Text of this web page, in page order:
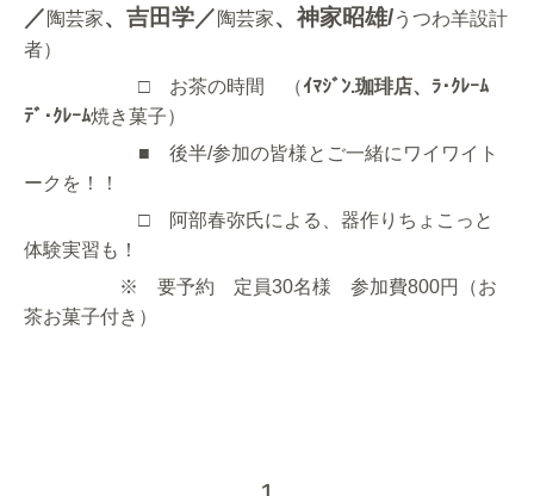
／ 陶芸家、吉田学／ 陶芸家、神家昭雄/うつわ羊設計
者）
□ お茶の時間 （ｲﾏｼﾞﾝ.珈琲店、ﾗ･ｸﾚｰﾑ
ﾃﾞ･ｸﾚｰﾑ焼き菓子）
■ 後半/参加の皆様とご一緒にワイワイト
ークを！！
□ 阿部春弥氏による、器作りちょこっと
体験実習も！
※ 要予約 定員30名様 参加費800円（お
茶お菓子付き）